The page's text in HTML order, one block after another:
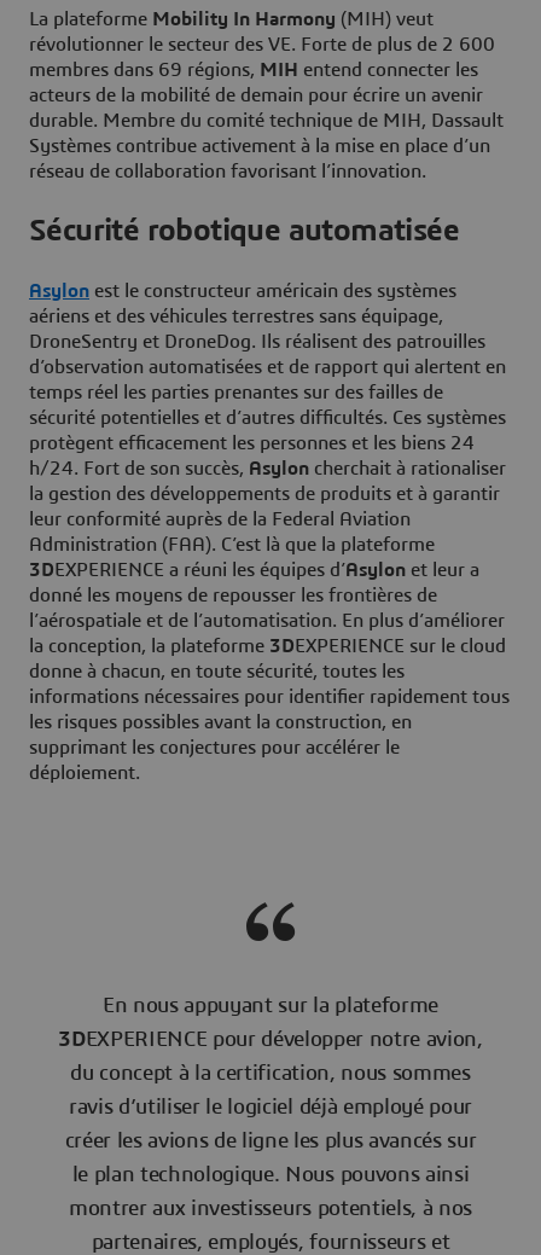
La plateforme Mobility In Harmony (MIH) veut
révolutionner le secteur des VE. Forte de plus de 2 600
membres dans 69 régions, MIH entend connecter les
acteurs de la mobilité de demain pour écrire un avenir
durable. Membre du comité technique de MIH, Dassault
Systèmes contribue activement à la mise en place d’un
réseau de collaboration favorisant l’innovation.
Sécurité robotique automatisée
Asylon est le constructeur américain des systèmes
aériens et des véhicules terrestres sans équipage,
DroneSentry et DroneDog. Ils réalisent des patrouilles
d’observation automatisées et de rapport qui alertent en
temps réel les parties prenantes sur des failles de
sécurité potentielles et d’autres difficultés. Ces systèmes
protègent efficacement les personnes et les biens 24
h/24. Fort de son succès, Asylon cherchait à rationaliser
la gestion des développements de produits et à garantir
leur conformité auprès de la Federal Aviation
Administration (FAA). C’est là que la plateforme
3DEXPERIENCE a réuni les équipes d’Asylon et leur a
donné les moyens de repousser les frontières de
l’aérospatiale et de l’automatisation. En plus d’améliorer
la conception, la plateforme 3DEXPERIENCE sur le cloud
donne à chacun, en toute sécurité, toutes les
informations nécessaires pour identifier rapidement tous
les risques possibles avant la construction, en
supprimant les conjectures pour accélérer le
déploiement.
En nous appuyant sur la plateforme
3DEXPERIENCE pour développer notre avion,
du concept à la certification, nous sommes
ravis d’utiliser le logiciel déjà employé pour
créer les avions de ligne les plus avancés sur
le plan technologique. Nous pouvons ainsi
montrer aux investisseurs potentiels, à nos
partenaires, employés, fournisseurs et